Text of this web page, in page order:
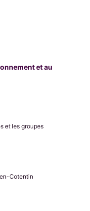
et au
et les groupes
Cotentin